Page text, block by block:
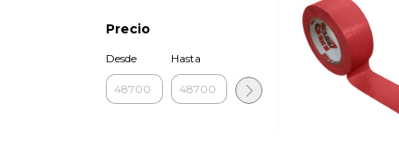
Precio
Desde Hasta